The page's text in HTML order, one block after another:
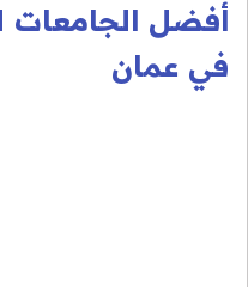
أفضل الجامعات
في عمان